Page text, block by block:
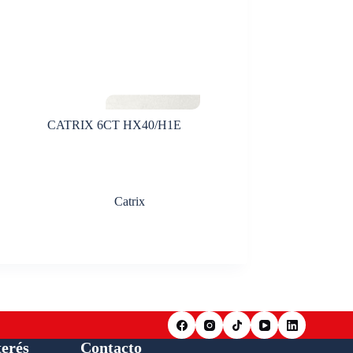
CATRIX 6CT HX40/H1E
Catrix
Contacto